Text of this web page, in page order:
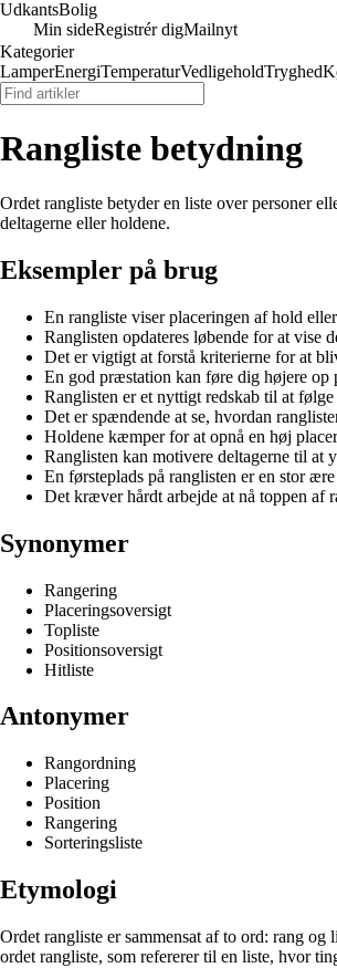
UdkantsBolig
Min sideRegistrér digMailnyt
Kategorier
LamperEnergiTemperaturVedligeholdTryghed
Rangliste betydning
Ordet rangliste betyder en liste over personer
deltagerne eller holdene.
Eksempler på brug
En rangliste viser placeringen af hold
Ranglisten opdateres løbende for at vise
Det er vigtigt at forstå kriterierne for at
En god præstation kan føre dig højere op
Ranglisten er et nyttigt redskab til at
Det er spændende at se, hvordan
Holdene kæmper for at opnå en høj
Ranglisten kan motivere deltagerne til at
En førsteplads på ranglisten er en stor
Det kræver hårdt arbejde at nå toppen af
Synonymer
Rangering
Placeringsoversigt
Topliste
Positionsoversigt
Hitliste
Antonymer
Rangordning
Placering
Position
Rangering
Sorteringsliste
Etymologi
Ordet rangliste er sammensat af to ord: rang
ordet rangliste, som refererer til en liste, hvor